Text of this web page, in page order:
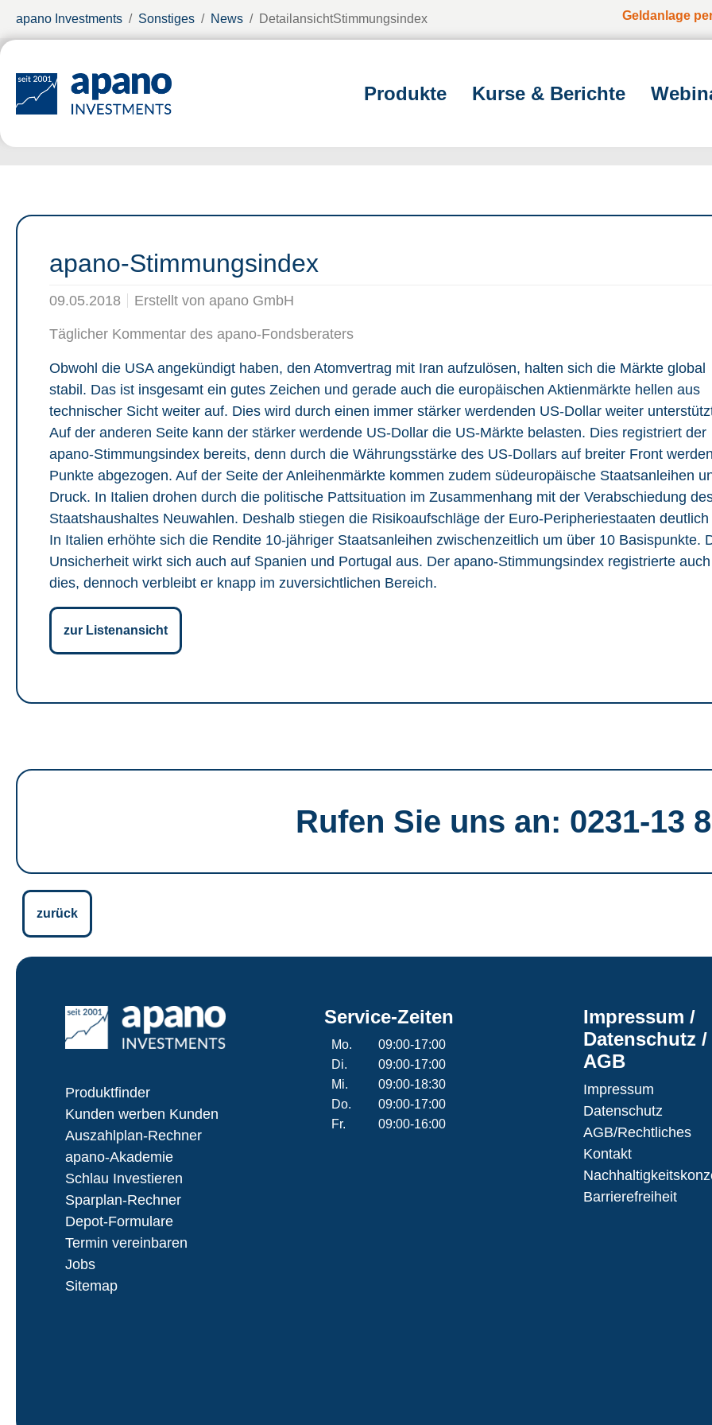
Geldanlage
Produkte Kurse & Berichte
Sie sind hier:
apano Investments Sonstiges News DetailansichtStimmungsindex
apano-Stimmungsindex
09.05.2018 Erstellt von apano GmbH
Täglicher Kommentar des apano-Fondsberaters
Obwohl die USA angekündigt haben, den Atomvertrag mit Iran aufzulösen, halten sich die Märkte global
stabil. Das ist insgesamt ein gutes Zeichen und gerade auch die europäischen Aktienmärkte hellen aus
technischer Sicht weiter auf. Dies wird durch einen immer stärker werdenden US-Dollar weiter
Auf der anderen Seite kann der stärker werdende US-Dollar die US-Märkte belasten. Dies registriert der
apano-Stimmungsindex bereits, denn durch die Währungsstärke des US-Dollars auf breiter Front werden
Punkte abgezogen. Auf der Seite der Anleihenmärkte kommen zudem südeuropäische Staatsanleihen
Druck. In Italien drohen durch die politische Pattsituation im Zusammenhang mit der Verabschiedung
Staatshaushaltes Neuwahlen. Deshalb stiegen die Risikoaufschläge der Euro-Peripheriestaaten deutlich
In Italien erhöhte sich die Rendite 10-jähriger Staatsanleihen zwischenzeitlich um über 10 Basispunkte.
Unsicherheit wirkt sich auch auf Spanien und Portugal aus. Der apano-Stimmungsindex registrierte auch
dies, dennoch verbleibt er knapp im zuversichtlichen Bereich.
zur Listenansicht
Rufen Sie uns an: 0231-13
zurück
Produktfinder
Kunden werben Kunden
Auszahlplan-Rechner
apano-Akademie
Schlau Investieren
Sparplan-Rechner
Depot-Formulare
Termin vereinbaren
Jobs
Sitemap
Service-Zeiten
Mo.
09:00-17:00
Di.
09:00-17:00
Mi.
09:00-18:30
Do.
09:00-17:00
Fr.
09:00-16:00
Impressum /
Datenschutz /
AGB
Impressum
Datenschutz
AGB/Rechtliches
Kontakt
Barrierefreiheit